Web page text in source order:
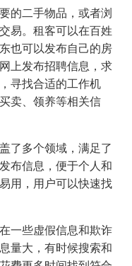
的二手物品，或者浏
易。租客可以在百姓
也可以发布自己的房
上发布招聘信息，求
寻找合适的工作机
卖、领养等相关信
了多个领域，满足了
布信息，便于个人和
用，用户可以快速找
一些虚假信息和欺诈
量大，有时候搜索和